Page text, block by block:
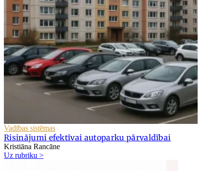
Vadības sistēmas
Risinājumi efektīvai autoparku pārvaldībai
Kristiāna Rancāne
Uz rubriku >